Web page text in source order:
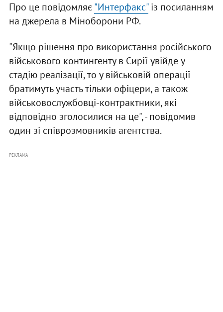
Про це повідомляє"Интерфакс"із посиланням
на джерела в Міноборони РФ.
"Якщо рішення про використання російського
військового контингенту в Сирії увійде у
стадію реалізації, то у військовій операції
братимуть участь тільки офіцери, а також
військовослужбовці-контрактники, які
відповідно зголосилися на це", - повідомив
один зі співрозмовників агентства.
РЕКЛАМА